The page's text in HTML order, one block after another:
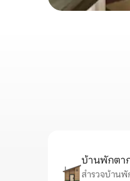
บ้านพักตา
สำรวจบ้านพั